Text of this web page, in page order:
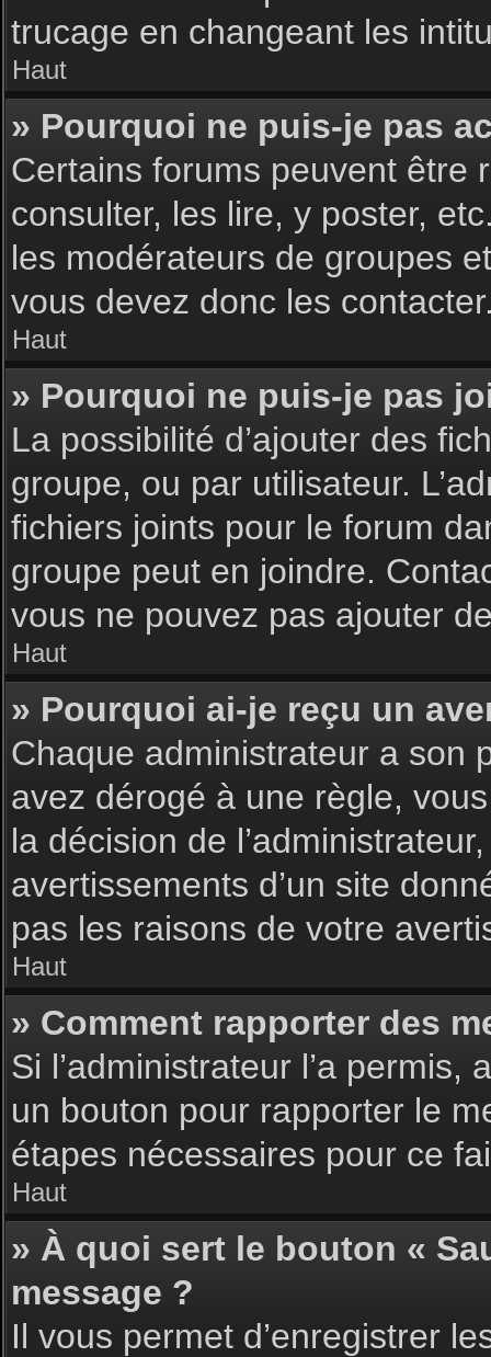
trucage en changeant les
Haut
» Pourquoi ne puis-je pas
Certains forums peuvent être
consulter, les lire, y poster,
les modérateurs de groupes
vous devez donc les
Haut
» Pourquoi ne puis-je pas
La possibilité d’ajouter des
groupe, ou par utilisateur.
fichiers joints pour le forum
groupe peut en joindre.
vous ne pouvez pas ajouter
Haut
» Pourquoi ai-je reçu un
Chaque administrateur a son
avez dérogé à une règle,
la décision de
avertissements d’un site
pas les raisons de votre
Haut
» Comment rapporter des
Si l’administrateur l’a
un bouton pour rapporter le
étapes nécessaires pour ce
Haut
» À quoi sert le bouton «
message ?
Il vous permet d’enregistrer